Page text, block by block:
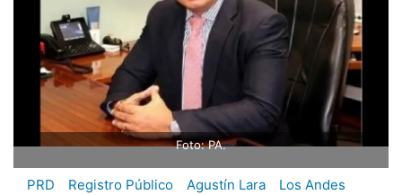
Foto: PA.
PRD Registro Público Agustín Lara
Los Andes